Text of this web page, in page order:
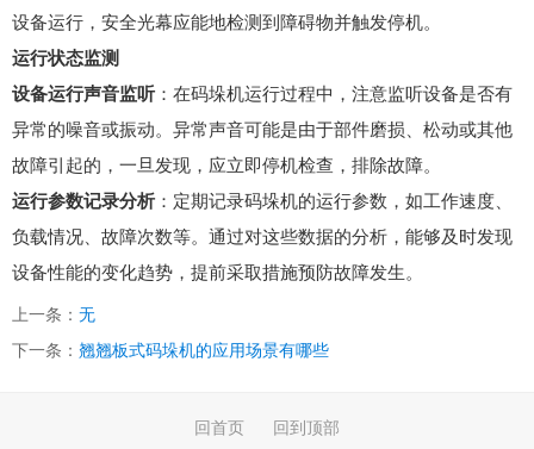
设备运行，安全光幕应能地检测到障碍物并触发停机。
运行状态监测
设备运行声音监听 ：在码垛机运行过程中，注意监听设备是否有
异常的噪音或振动。异常声音可能是由于部件磨损、松动或其他
故障引起的，一旦发现，应立即停机检查，排除故障。
运行参数记录分析 ：定期记录码垛机的运行参数，如工作速度、
负载情况、故障次数等。通过对这些数据的分析，能够及时发现
设备性能的变化趋势，提前采取措施预防故障发生。
上一条： 无
下一条： 翘翘板式码垛机的应用场景有哪些
回首页 回到顶部